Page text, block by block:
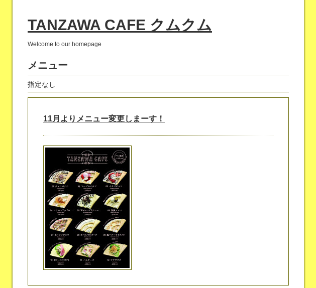
TANZAWA CAFE クムクム
Welcome to our homepage
メニュー
指定なし
11月よりメニュー変更しまーす！